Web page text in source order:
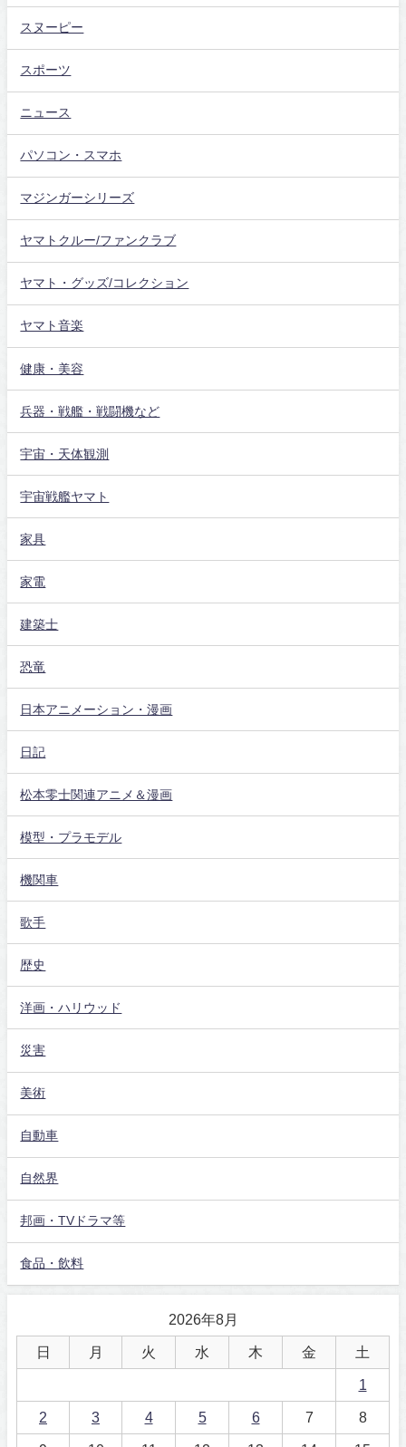
スヌーピー
スポーツ
ニュース
パソコン・スマホ
マジンガーシリーズ
ヤマトクルー/ファンクラブ
ヤマト・グッズ/コレクション
ヤマト音楽
健康・美容
兵器・戦艦・戦闘機など
宇宙・天体観測
宇宙戦艦ヤマト
家具
家電
建築士
恐竜
日本アニメーション・漫画
日記
松本零士関連アニメ＆漫画
模型・プラモデル
機関車
歌手
歴史
洋画・ハリウッド
災害
美術
自動車
自然界
邦画・TVドラマ等
食品・飲料
2026年8月
日 月 火 水 木 金 土
1
2 3 4 5 6 7 8